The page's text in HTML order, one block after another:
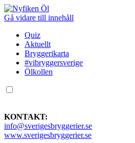
Gå vidare till innehåll
Quiz
Aktuellt
Bryggerikarta
#vibryggersverige
Ölkollen
KONTAKT:
info@sverigesbryggerier.se
www.sverigesbryggerier.se